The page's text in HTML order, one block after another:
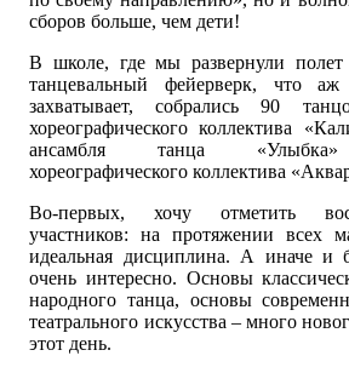
сборов больше, чем дети!
В школе, где мы развернули полет
танцевальный фейерверк, что
захватывает, собрались 90
хореографического коллектива
ансамбля танца «Улыбка»
хореографического коллектива
Во-первых, хочу отметить
участников: на протяжении всех
идеальная дисциплина. А иначе и
очень интересно. Основы
народного танца, основы
театрального искусства – много
этот день.